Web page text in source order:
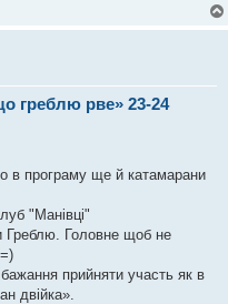
греблю рве» 23-24
в програму ще й катамарани
"Манівці"
Греблю. Головне щоб не
прийняти участь як в
двійка».